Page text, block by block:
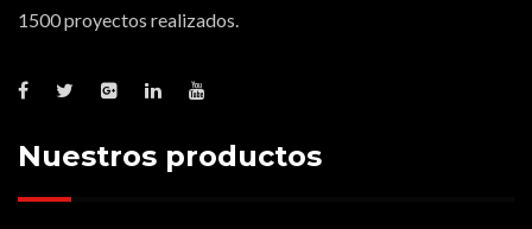
1500 proyectos realizados.
Nuestros productos